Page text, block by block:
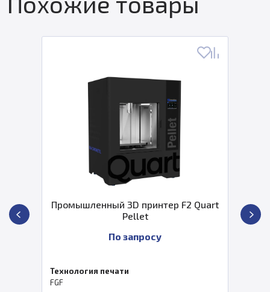
Промышленный 3D принтер F2 Quart
Pellet
По запросу
Технология печати
FGF